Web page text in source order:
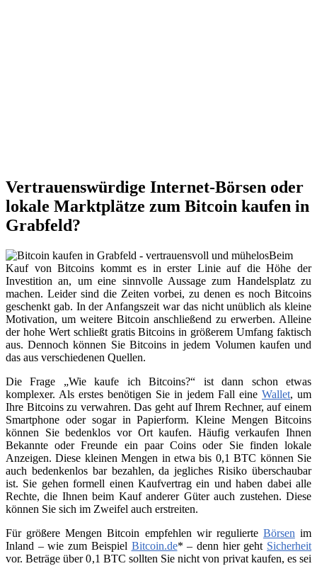
Vertrauenswürdige Internet-Börsen oder
lokale Marktplätze zum Bitcoin kaufen in
Grabfeld?
Beim
Kauf von Bitcoins kommt es in erster Linie auf die Höhe der
Investition an, um eine sinnvolle Aussage zum Handelsplatz zu
machen. Leider sind die Zeiten vorbei, zu denen es noch Bitcoins
geschenkt gab. In der Anfangszeit war das nicht unüblich als kleine
Motivation, um weitere Bitcoin anschließend zu erwerben. Alleine
der hohe Wert schließt gratis Bitcoins in größerem Umfang faktisch
aus. Dennoch können Sie Bitcoins in jedem Volumen kaufen und
das aus verschiedenen Quellen.
Die Frage „Wie kaufe ich Bitcoins?“ ist dann schon etwas
komplexer. Als erstes benötigen Sie in jedem Fall eine Wallet, um
Ihre Bitcoins zu verwahren. Das geht auf Ihrem Rechner, auf einem
Smartphone oder sogar in Papierform. Kleine Mengen Bitcoins
können Sie bedenklos vor Ort kaufen. Häufig verkaufen Ihnen
Bekannte oder Freunde ein paar Coins oder Sie finden lokale
Anzeigen. Diese kleinen Mengen in etwa bis 0,1 BTC können Sie
auch bedenkenlos bar bezahlen, da jegliches Risiko überschaubar
ist. Sie gehen formell einen Kaufvertrag ein und haben dabei alle
Rechte, die Ihnen beim Kauf anderer Güter auch zustehen. Diese
können Sie sich im Zweifel auch erstreiten.
Für größere Mengen Bitcoin empfehlen wir regulierte Börsen im
Inland – wie zum Beispiel Bitcoin.de* – denn hier geht Sicherheit
vor. Beträge über 0,1 BTC sollten Sie nicht von privat kaufen, es sei